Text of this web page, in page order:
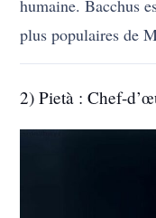
humaine. Bacchus
plus populaires de
2) Pietà : Chef-